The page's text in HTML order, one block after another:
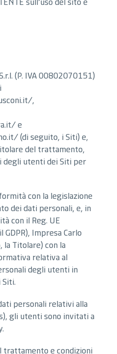
IT
(P. IVA 00802070151)
,
e
(di seguito, i Siti) e,
del trattamento,
utenti dei Siti per
con la legislazione
dei dati personali, e, in
con il Reg. UE
Impresa Carlo
la Titolare) con la
relativa al
degli utenti in
Siti.
personali relativi alla
gli utenti sono invitati a
e condizioni